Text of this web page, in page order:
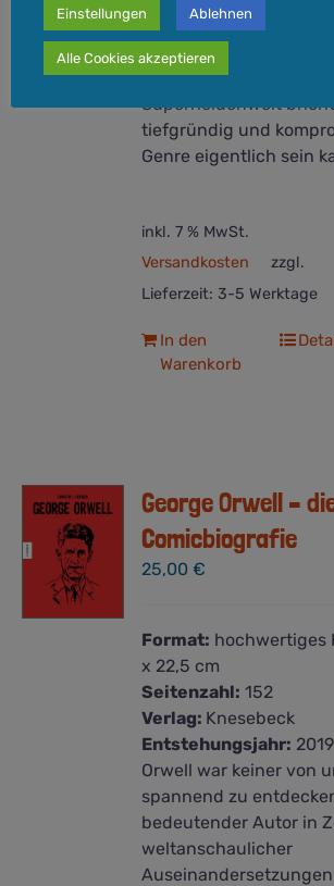
Ein außergewöhnlicher
den Klischees der
Superheldenwelt
tiefgründig und
Genre eigentlich sein
inkl. 7 % MwSt.
zzgl.
Versandkosten
Lieferzeit: 3-5 Werktage
In den
Warenkorb
George Orwell –
Comicbiografie
25,00€
Format: hochwertiges
x 22,5 cm
Seitenzahl: 152
Verlag: Knesebeck
Entstehungsjahr: 2019
Orwell war keiner von
spannend zu
bedeutender Autor in
weltanschaulicher
Einstellungen Ablehnen
Alle Cookies akzeptieren